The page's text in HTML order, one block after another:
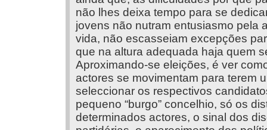
não lhes deixa tempo para se
jovens não nutram entusiasmo pela
vida, não escasseiam excepções
que na altura adequada haja quem
Aproximando-se eleições, é ver
actores se movimentam para terem
seleccionar os respectivos
pequeno “burgo” concelhio, só os
determinados actores, o sinal dos